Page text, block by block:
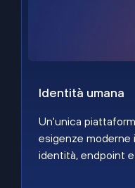
Identità umana
Un'unica
esigenze moderne
identità, endpoint